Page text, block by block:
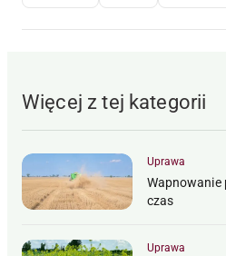
Więcej z tej kategorii
Uprawa
Wapnowanie
czas
Uprawa